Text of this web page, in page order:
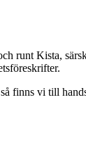
runt Kista,
finns vi till